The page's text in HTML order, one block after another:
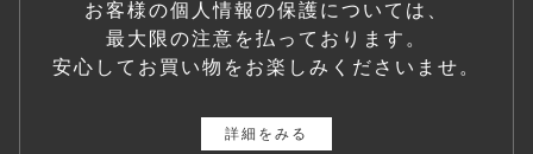
お客様の個人情報の保護については、
最大限の注意を払っております。
安心してお買い物をお楽しみくださいませ。
詳細をみる